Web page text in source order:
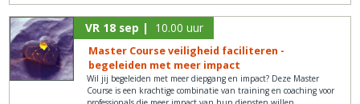
VR 18 sep | 10.00 uur
Master Course veiligheid faciliteren -
begeleiden met meer impact
Wil jij begeleiden met meer diepgang en impact? Deze Master
Course is een krachtige combinatie van training en coaching voor